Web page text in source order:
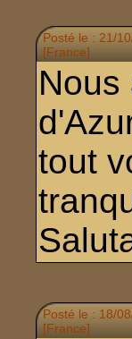
Posté le : 21/
[France]
Nous
tout
Posté le : 18/
[France]